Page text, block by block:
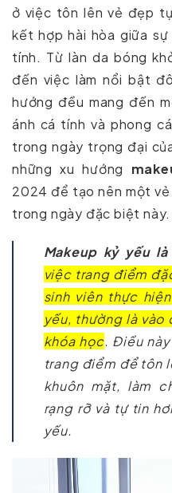
ở việc tôn lên vẻ đẹp
kết hợp hài hòa giữa
tính. Từ làn da bóng
đến việc làm nổi bật
hướng đều mang đến
ánh cá tính và phong
trong ngày trọng đại
những xu hướng
2024 để tạo nên một
trong ngày đặc biệt này.
Makeup kỷ yếu là
việc trang điểm
sinh viên thực
yếu, thường là vào
khóa học. Điều
trang điểm để tôn
khuôn mặt, làm
rạng rỡ và tự tin
yếu.